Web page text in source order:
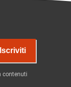
Iscriviti
contenuti